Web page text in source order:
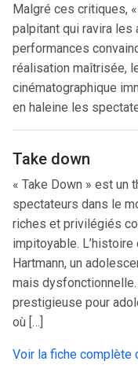
Malgré ces critiques,
palpitant qui ravira les
performances
réalisation maîtrisée,
cinématographique
en haleine les
Take down
« Take Down » est un
spectateurs dans le
riches et privilégiés
impitoyable.
Hartmann, un
mais
prestigieuse pour
où […]
Voir la fiche complète